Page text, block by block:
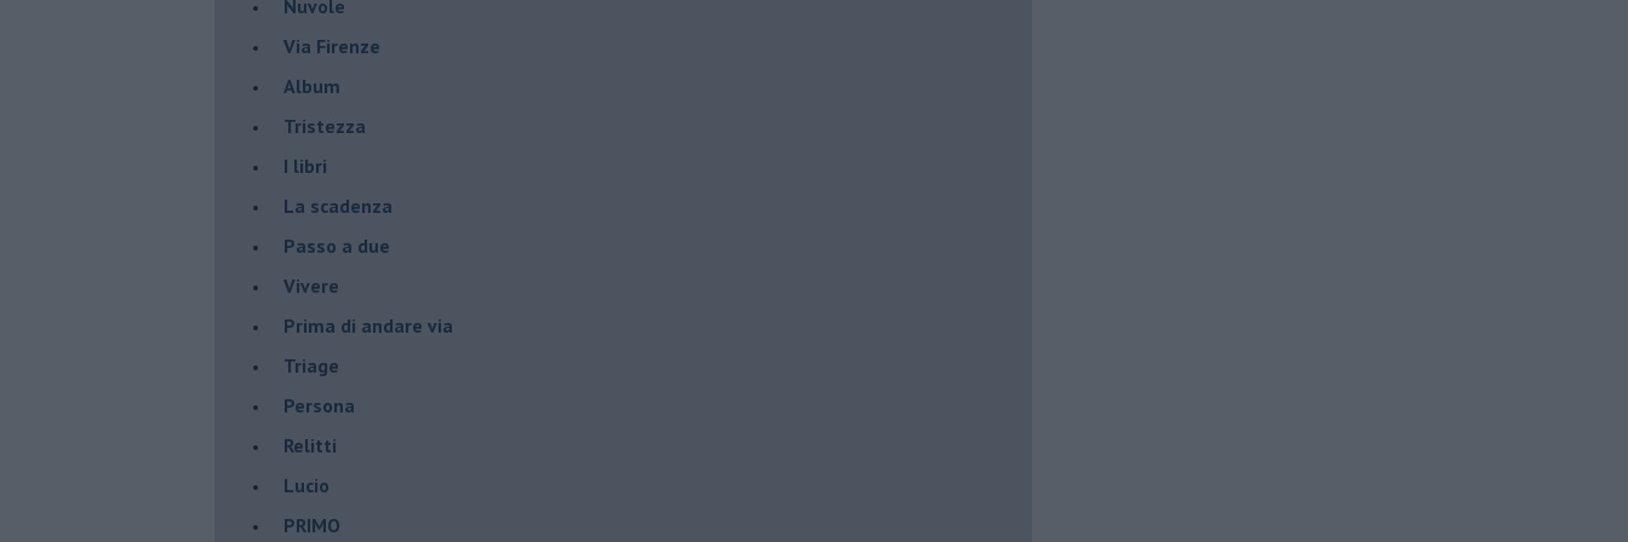
Nuvole
Via Firenze
Album
Tristezza
I libri
La scadenza
Passo a due
Vivere
Prima di andare via
Triage
Persona
Relitti
Lucio
PRIMO